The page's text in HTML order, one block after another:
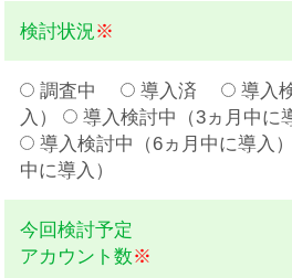
検討状況 ※
調査中 導入済
導入
入）
導入検討中（3ヵ月中に
導入検討中（6ヵ月中に導入）
中に導入）
今回検討予定
アカウント数※